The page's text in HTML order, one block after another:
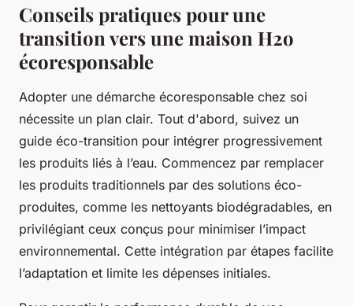
Conseils pratiques pour une
transition vers une maison H2o
écoresponsable
Adopter une démarche écoresponsable chez soi
nécessite un plan clair. Tout d'abord, suivez un
guide éco-transition pour intégrer progressivement
les produits liés à l’eau. Commencez par remplacer
les produits traditionnels par des solutions éco-
produites, comme les nettoyants biodégradables, en
privilégiant ceux conçus pour minimiser l’impact
environnemental. Cette intégration par étapes facilite
l’adaptation et limite les dépenses initiales.